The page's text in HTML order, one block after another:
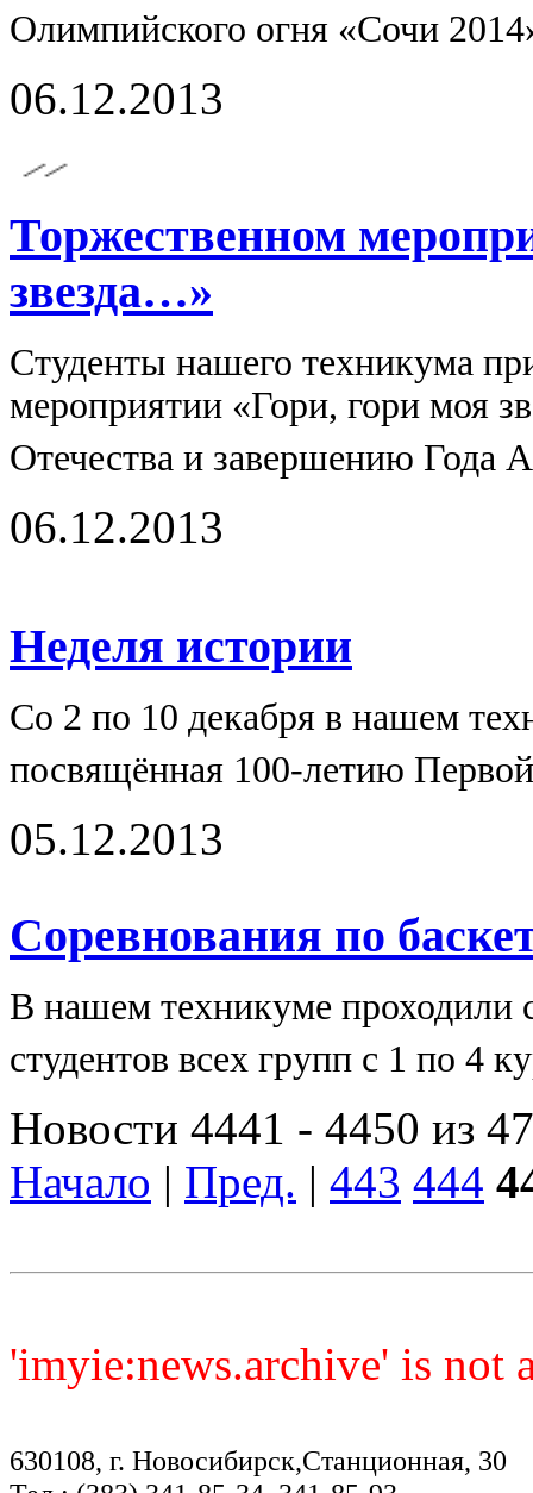
Олимпийского огня «Сочи
06.12.2013
Торжественном
звезда…»
Студенты нашего техникума
мероприятии «Гори, гори моя
Отечества и завершению
06.12.2013
Неделя истории
Со 2 по 10 декабря в нашем
посвящённая 100-летию
05.12.2013
Соревнования по
В нашем техникуме проходили
студентов всех групп с 1 по 4
Новости 4441 - 4450 из
Начало | Пред. | 443 444
'imyie:news.archive' is not
630108, г. Новосибирск,Станционная, 30